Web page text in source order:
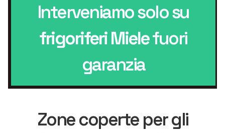
Interveniamo solo su
frigoriferi Mielefuori
garanzia
Zone coperte per gli